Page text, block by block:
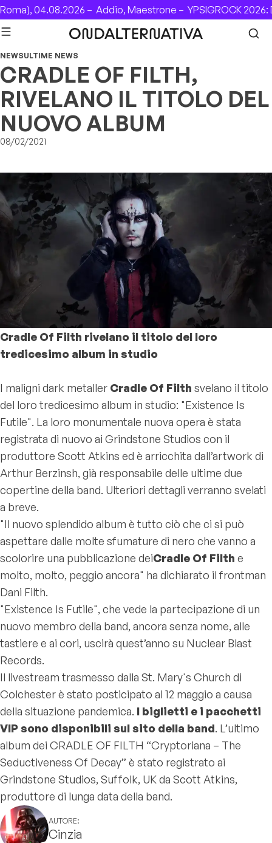
Skip to content
04.08.2026 –Addio, Maestrone –YPSIGROCK 2026:
NEWSULTIME NEWS
CRADLE OF FILTH,
RIVELANO IL TITOLO DEL
NUOVO ALBUM
08/02/2021
Cradle Of Filth rivelano il titolo del loro
tredicesimo album in studio
I maligni dark metaller Cradle Of Filth svelano il titolo
del loro tredicesimo album in studio: "Existence Is
Futile". La loro monumentale nuova opera è stata
registrata di nuovo ai Grindstone Studios con il
produttore Scott Atkins ed è arricchita dall’artwork di
Arthur Berzinsh, già responsabile delle ultime due
copertine della band. Ulteriori dettagli verranno svelati
a breve.
"Il nuovo splendido album è tutto ciò che ci si può
aspettare dalle molte sfumature di nero che vanno a
scolorire una pubblicazione deiCradle Of Filth e
molto, molto, peggio ancora" ha dichiarato il frontman
Dani Filth.
"Existence Is Futile", che vede la partecipazione di un
nuovo membro della band, ancora senza nome, alle
tastiere e ai cori, uscirà quest’anno su Nuclear Blast
Records.
Il livestream trasmesso dalla St. Mary's Church di
Colchester è stato posticipato al 12 maggio a causa
della situazione pandemica. I biglietti e i pacchetti
VIP sono disponibili sul sito della band. L’ultimo
album dei CRADLE OF FILTH “Cryptoriana – The
Seductiveness Of Decay” è stato registrato ai
Grindstone Studios, Suffolk, UK da Scott Atkins,
produttore di lunga data della band.
AUTORE:
Cinzia